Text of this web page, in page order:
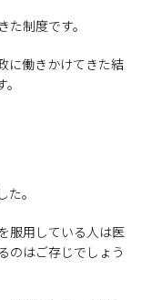
た制度です。
に働きかけてきた結
。
服用している人は医
のはご存じでしょう